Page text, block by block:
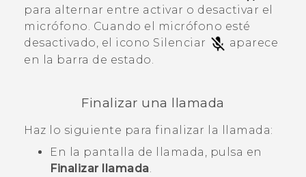
para alternar entre activar o desactivar el
micrófono. Cuando el micrófono esté
desactivado, el icono Silenciar
aparece
en la barra de estado.
Finalizar una llamada
Haz lo siguiente para finalizar la llamada:
En la pantalla de llamada, pulsa en
Finalizar llamada